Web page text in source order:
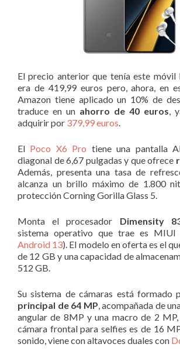
El precio anterior que tenía este móvil
era de 419,99 euros pero, ahora, en
Amazon tiene aplicado un 10% de
traduce en un ahorro de 40 euros ,
adquirir por 379,99 euros
El Poco X6 Pro tiene una pantalla
diagonal de 6,67 pulgadas y que ofrece
Además, presenta una tasa de
alcanza un brillo máximo de 1.800
protección Corning Gorilla Glass 5.
Monta el procesador Dimensity
sistema operativo que trae es MIUI
Android 13). El modelo en oferta es el
de 12 GB y una capacidad de
512 GB.
Su sistema de cámaras está formado
principal de 64 MP , acompañada de
angular de 8MP y una macro de 2
cámara frontal para selfies es de 16
sonido, viene con altavoces duales con